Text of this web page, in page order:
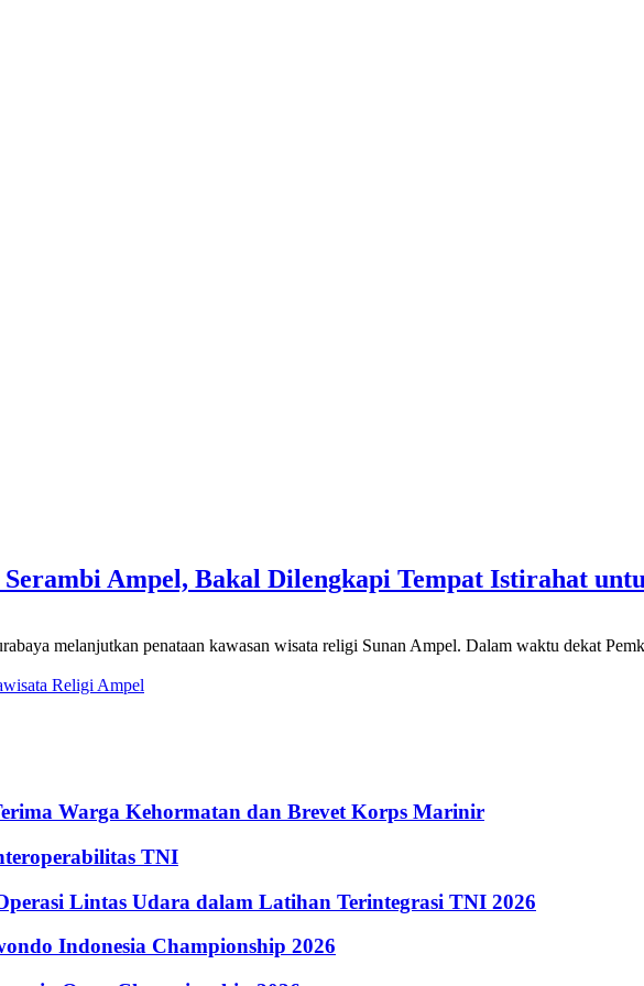
Ampel, Bakal Dilengkapi Tempat Istirahat
melanjutkan penataan kawasan wisata religi Sunan Ampel. Dalam waktu dekat
wisata Religi Ampel
Warga Kehormatan dan Brevet Korps Marinir
TNI
Lintas Udara dalam Latihan Terintegrasi TNI 2026
Indonesia Championship 2026